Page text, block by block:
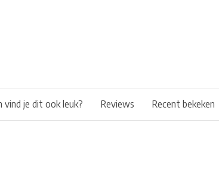
vind je dit ook leuk? Reviews Recent bekeken